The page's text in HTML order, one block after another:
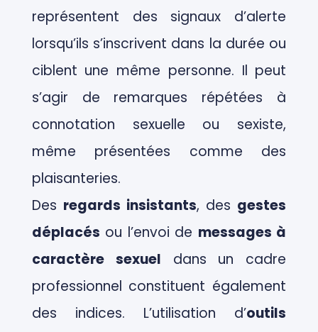
représentent des signaux d’alerte
lorsqu’ils s’inscrivent dans la durée ou
ciblent une même personne. Il peut
s’agir de remarques répétées à
connotation sexuelle ou sexiste,
même présentées comme des
plaisanteries.
Des regards insistants, des gestes
déplacés ou l’envoi de messages à
caractère sexuel dans un cadre
professionnel constituent également
des indices. L’utilisation d’outils